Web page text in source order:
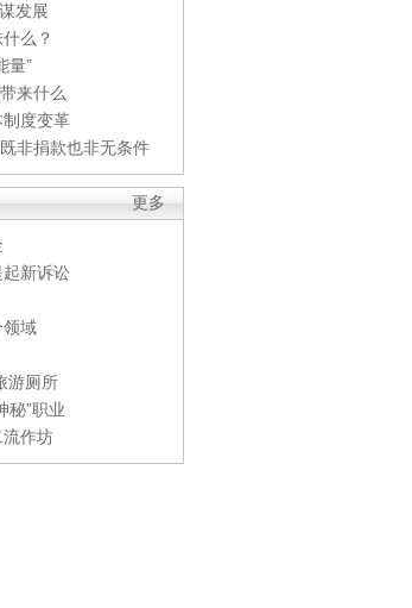
发展
么？
量”
来什么
度变革
非捐款也非无条件
更多
新诉讼
领域
游厕所
秘”职业
作坊